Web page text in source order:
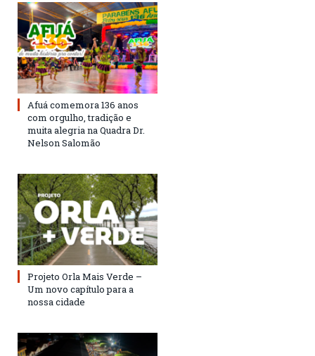
Afuá comemora 136 anos
com orgulho, tradição e
muita alegria na Quadra Dr.
Nelson Salomão
Projeto Orla Mais Verde –
Um novo capítulo para a
nossa cidade